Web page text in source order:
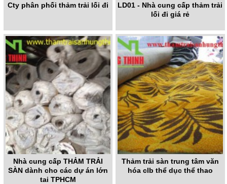
Cty phân phối thảm trải lối đi
LD01 - Nhà cung cấp thảm trải
lối đi giá rẻ
Nhà cung cấp THẢM TRẢI
SÀN dành cho các dự án lớn
tại TPHCM
Thảm trải sàn trung tâm văn
hóa clb thể dục thể thao